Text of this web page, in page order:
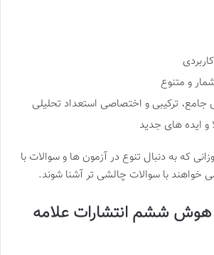
و متنوع
ترکیبی و اختصاصی استعداد تحلیلی
و ایده های جدید
که به دنبال تنوع در آزمون ها و سوالات با
خواهند با سوالات چالشی تر آشنا شوند.
هوش ششم انتشارات علامه